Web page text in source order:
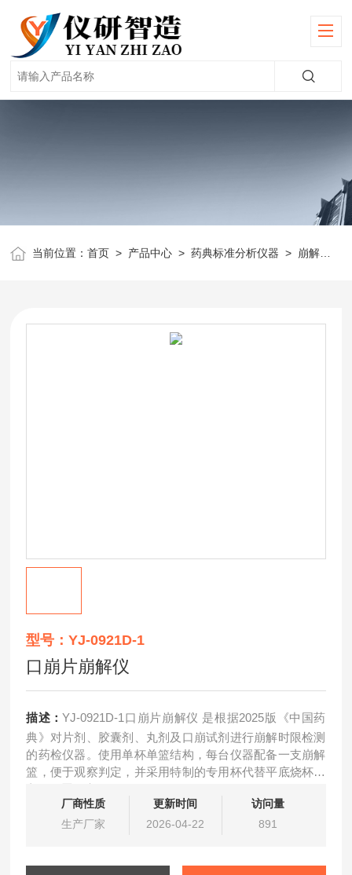
当前位置：首页 > 产品中心 >药典标准分析仪器 > 崩解时限仪
型号：YJ-0921D-1
口崩片崩解仪
描述：YJ-0921D-1口崩片崩解仪 是根据2025版《中国药
典》对片剂、胶囊剂、丸剂及口崩试剂进行崩解时限检测
的药检仪器。使用单杯单篮结构，每台仪器配备一支崩解
篮，便于观察判定，并采用特制的专用杯代替平底烧杯，
厂商性质
生产厂家
更新时间
2026-04-22
访问量
891